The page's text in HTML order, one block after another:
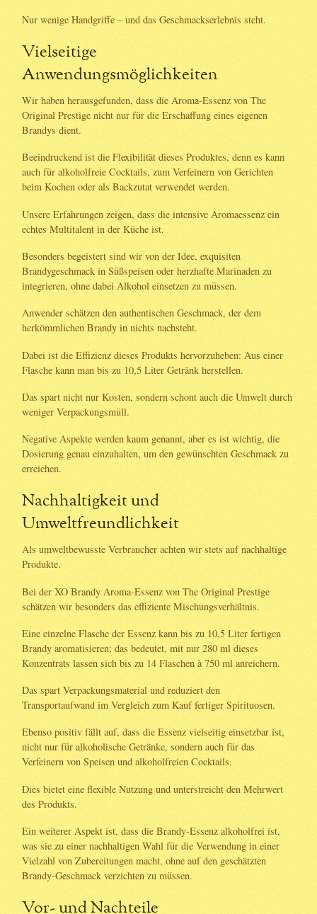
Nur wenige Handgriffe – und das Geschmackserlebnis steht.
Vielseitige
Anwendungsmöglichkeiten
Wir haben herausgefunden, dass die Aroma-Essenz von The
Original Prestige nicht nur für die Erschaffung eines eigenen
Brandys dient.
Beeindruckend ist die Flexibilität dieses Produktes, denn es kann
auch für alkoholfreie Cocktails, zum Verfeinern von Gerichten
beim Kochen oder als Backzutat verwendet werden.
Unsere Erfahrungen zeigen, dass die intensive Aromaessenz ein
echtes Multitalent in der Küche ist.
Besonders begeistert sind wir von der Idee, exquisiten
Brandygeschmack in Süßspeisen oder herzhafte Marinaden zu
integrieren, ohne dabei Alkohol einsetzen zu müssen.
Anwender schätzen den authentischen Geschmack, der dem
herkömmlichen Brandy in nichts nachsteht.
Dabei ist die Effizienz dieses Produkts hervorzuheben: Aus einer
Flasche kann man bis zu 10,5 Liter Getränk herstellen.
Das spart nicht nur Kosten, sondern schont auch die Umwelt durch
weniger Verpackungsmüll.
Negative Aspekte werden kaum genannt, aber es ist wichtig, die
Dosierung genau einzuhalten, um den gewünschten Geschmack zu
erreichen.
Nachhaltigkeit und
Umweltfreundlichkeit
Als umweltbewusste Verbraucher achten wir stets auf nachhaltige
Produkte.
Bei der XO Brandy Aroma-Essenz von The Original Prestige
schätzen wir besonders das effiziente Mischungsverhältnis.
Eine einzelne Flasche der Essenz kann bis zu 10,5 Liter fertigen
Brandy aromatisieren; das bedeutet, mit nur 280 ml dieses
Konzentrats lassen sich bis zu 14 Flaschen à 750 ml anreichern.
Das spart Verpackungsmaterial und reduziert den
Transportaufwand im Vergleich zum Kauf fertiger Spirituosen.
Ebenso positiv fällt auf, dass die Essenz vielseitig einsetzbar ist,
nicht nur für alkoholische Getränke, sondern auch für das
Verfeinern von Speisen und alkoholfreien Cocktails.
Dies bietet eine flexible Nutzung und unterstreicht den Mehrwert
des Produkts.
Ein weiterer Aspekt ist, dass die Brandy-Essenz alkoholfrei ist,
was sie zu einer nachhaltigen Wahl für die Verwendung in einer
Vielzahl von Zubereitungen macht, ohne auf den geschätzten
Brandy-Geschmack verzichten zu müssen.
Vor- und Nachteile